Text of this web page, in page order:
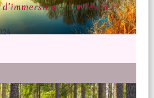
– 1er Février